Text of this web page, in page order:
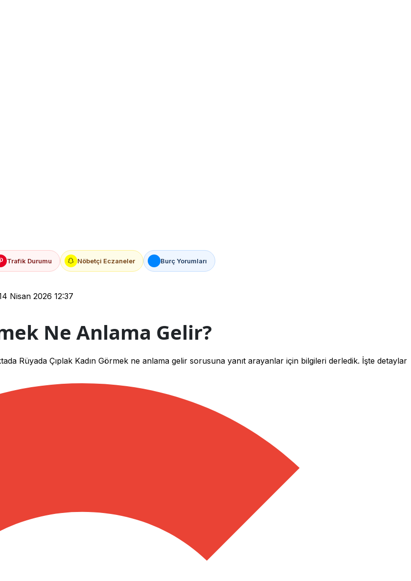
Trafik Durumu Nöbetçi Eczaneler Burç Yorumları
Nisan 2026 12:37
Ne Anlama Gelir?
Rüyada Çıplak Kadın Görmek ne anlama gelir sorusuna yanıt arayanlar için bilgileri derledik. İşte detaylar